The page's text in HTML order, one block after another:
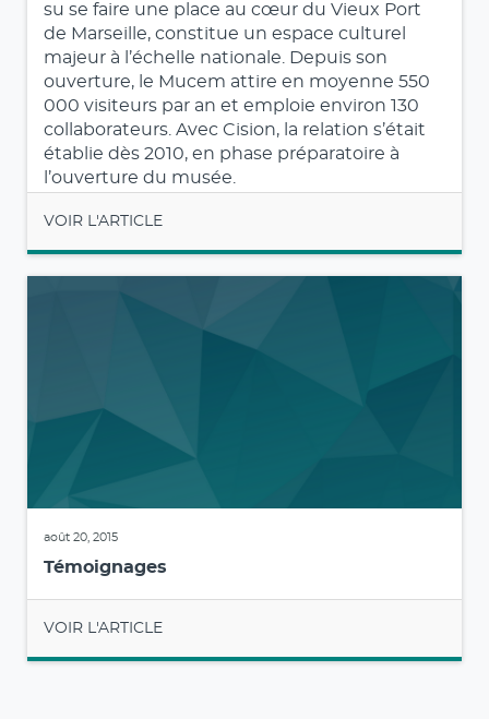
su se faire une place au cœur du Vieux Port
de Marseille, constitue un espace culturel
majeur à l’échelle nationale. Depuis son
ouverture, le Mucem attire en moyenne 550
000 visiteurs par an et emploie environ 130
collaborateurs. Avec Cision, la relation s’était
établie dès 2010, en phase préparatoire à
l’ouverture du musée.
VOIR L'ARTICLE
août 20, 2015
Témoignages
VOIR L'ARTICLE